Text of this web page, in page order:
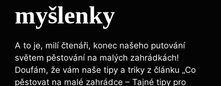
myšlenky
A to je, milí čtenáři, konec našeho putování
světem pěstování na malých zahrádkách!
Doufám, že vám naše tipy a triky z článku „Co
pěstovat na malé zahrádce – Tajné tipy pro